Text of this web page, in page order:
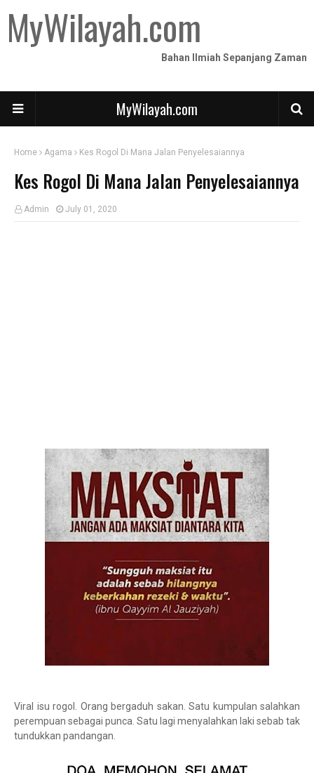
MyWilayah.com
Bahan Ilmiah Sepanjang Zaman
MyWilayah.com
Home Agama Kes Rogol Di Mana Jalan Penyelesaiannya
Kes Rogol Di Mana Jalan Penyelesaiannya
Admin July 01, 2020
Viral isu rogol. Orang bergaduh sakan. Satu kumpulan salahkan
perempuan sebagai punca. Satu lagi menyalahkan laki sebab tak
tundukkan pandangan.